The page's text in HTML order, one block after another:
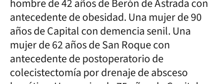
hombre de 42 años de Berón de Astrada con
antecedente de obesidad. Una mujer de 90
años de Capital con demencia senil. Una
mujer de 62 años de San Roque con
antecedente de postoperatorio de
colecistectomía por drenaje de absceso